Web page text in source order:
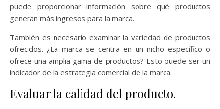
puede proporcionar información sobre qué productos
generan más ingresos para la marca.
También es necesario examinar la variedad de productos
ofrecidos. ¿La marca se centra en un nicho específico o
ofrece una amplia gama de productos? Esto puede ser un
indicador de la estrategia comercial de la marca.
Evaluar la calidad del producto.